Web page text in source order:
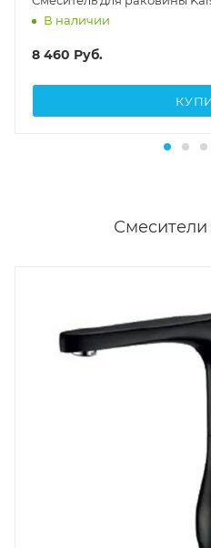
В наличии
8 460 Руб.
Смесители